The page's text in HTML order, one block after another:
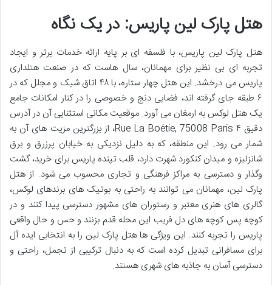
هتل پارک لین پاریس: در یک نگاه
هتل پارک لین پاریس، با فلسفه ای بر پایه ارائه خدمات برتر و ایجاد
تجربه ای بی نظیر برای مهمانان، سال هاست که در صنعت هتلداری
پاریس می درخشد. این هتل چهار ستاره، با ۴۸ اتاق شیک و مجلل که در
۶ طبقه جای گرفته اند، فضایی دنج و خصوصی را در کنار امکانات جامع
یک هتل لوکس به ارمغان می آورد. موقعیت مکانی استثنایی آن در آدرس
دقیق ۴ Rue La Boétie, 75008 Paris، از بزرگترین مزیت های آن به
شمار می رود. این منطقه، که به دلیل نزدیکی به خیابان پرزرق و برق
شانزلیزه و میدان کنکورد شهرت دارد، قلب تپنده پاریس برای خرید، گشت
وگذار و دسترسی به مراکز فرهنگی و تجاری محسوب می شود. از هتل
پارک لین، مهمانان می توانند به راحتی به بوتیک های برندهای لوکس،
گالری های هنری معتبر و رستوران های مشهور دسترسی پیدا کنند و در
کوچه پس کوچه های دل فریب این محله قدم بزنند و حس و حال واقعی
پاریس را تجربه کنند. این ویژگی ها هتل پارک لین را به انتخابی ایده آل
برای مسافرانی تبدیل کرده است که به دنبال ترکیبی از تجمل، راحتی و
دسترسی آسان به جاذبه های شهری هستند.